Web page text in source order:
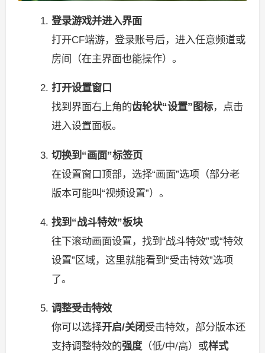
登录游戏并进入界面
打开CF端游，登录账号后，进入任意频道或
房间（在主界面也能操作）。
打开设置窗口
找到界面右上角的齿轮状“设置”图标，点击
进入设置面板。
切换到“画面”标签页
在设置窗口顶部，选择“画面”选项（部分老
版本可能叫“视频设置”）。
找到“战斗特效”板块
往下滚动画面设置，找到“战斗特效”或“特效
设置”区域，这里就能看到“受击特效”选项
了。
调整受击特效
你可以选择开启/关闭受击特效，部分版本还
支持调整特效的强度 （低/中/高）或样式